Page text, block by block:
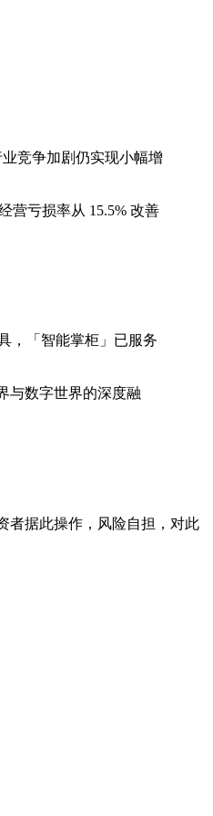
竞争加剧仍实现小幅增
营亏损率从 15.5% 改善
，「智能掌柜」已服务
与数字世界的深度融
者据此操作，风险自担，对此